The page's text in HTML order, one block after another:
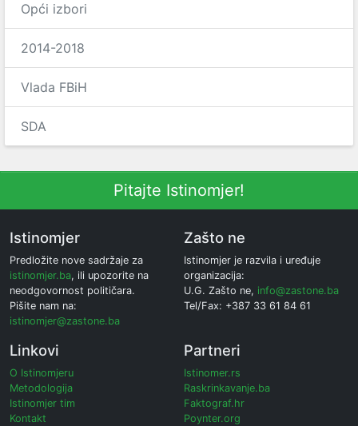
Opći izbori
2014-2018
Vlada FBiH
SDA
Pitajte Istinomjer!
Istinomjer
Predložite nove sadržaje za
istinomjer.ba, ili upozorite na
neodgovornost političara.
Pišite nam na:
istinomjer@zastone.ba
Zašto ne
Istinomjer je razvila i uređuje
organizacija:
U.G. Zašto ne, info@zastone.ba
Tel/Fax: +387 33 61 84 61
Linkovi
O Istinomjeru
Metodologija
Istinomjer tim
Kontakt
Partneri
Istinomer.rs
Raskrinkavanje.ba
Faktograf.hr
Poynter.org